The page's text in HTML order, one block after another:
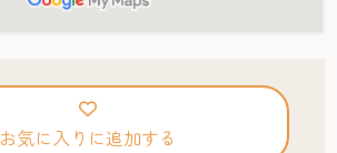
お気に入りに追加する